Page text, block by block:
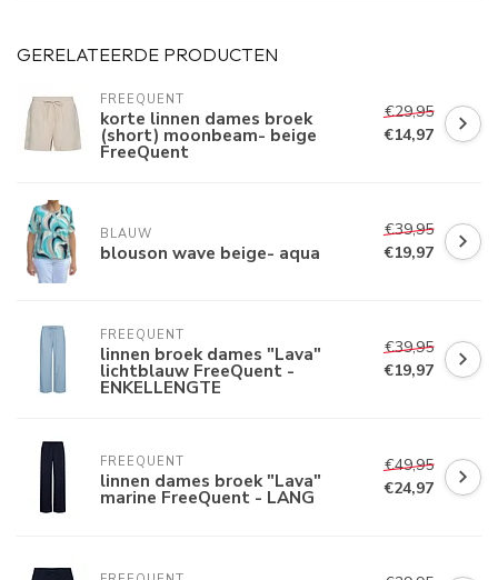
GERELATEERDE PRODUCTEN
FREEQUENT
korte linnen dames broek
(short) moonbeam- beige
FreeQuent
€29,95
€14,97
BLAUW
blouson wave beige- aqua
€39,95
€19,97
FREEQUENT
linnen broek dames "Lava"
lichtblauw FreeQuent -
ENKELLENGTE
€39,95
€19,97
FREEQUENT
linnen dames broek "Lava"
marine FreeQuent - LANG
€49,95
€24,97